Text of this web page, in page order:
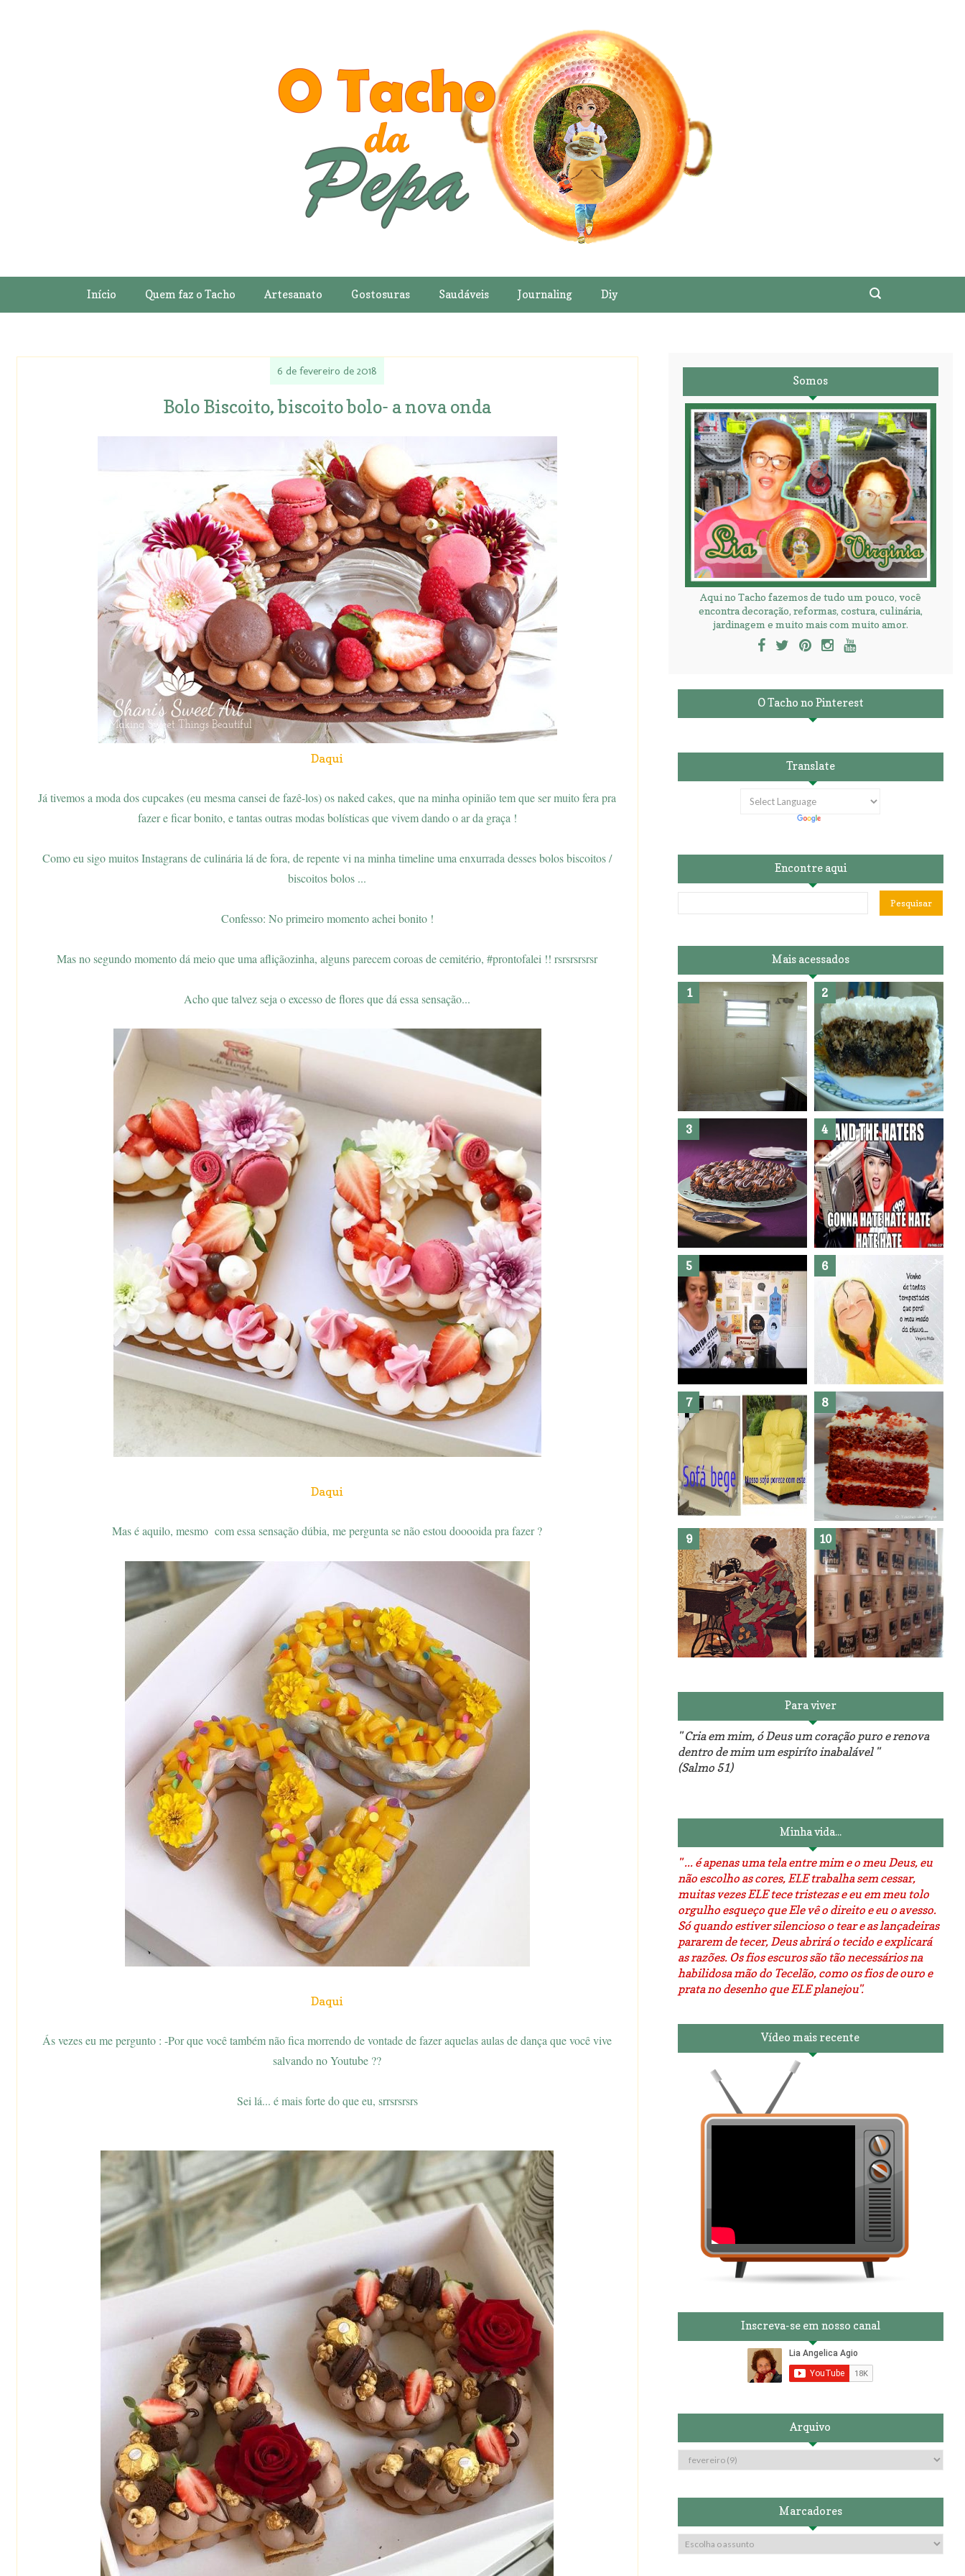
Início Quem faz o Tacho Artesanato Gostosuras Saudáveis Journaling Diy
6 de fevereiro de 2018
Bolo Biscoito, biscoito bolo- a nova onda
Daqui
Já tivemos a moda dos cupcakes (eu mesma cansei de fazê-los) os naked cakes, que na minha opinião tem que ser muito fera pra
fazer e ficar bonito, e tantas outras modas bolísticas que vivem dando o ar da graça !
Como eu sigo muitos Instagrans de culinária lá de fora, de repente vi na minha timeline uma enxurrada desses bolos biscoitos /
biscoitos bolos ...
Confesso: No primeiro momento achei bonito !
Mas no segundo momento dá meio que uma afliçãozinha, alguns parecem coroas de cemitério, #prontofalei !! rsrsrsrsrsr
Acho que talvez seja o excesso de flores que dá essa sensação...
Daqui
Mas é aquilo, mesmo com essa sensação dúbia, me pergunta se não estou dooooida pra fazer ?
Daqui
Ás vezes eu me pergunto : -Por que você também não fica morrendo de vontade de fazer aquelas aulas de dança que você vive
salvando no Youtube ??
Sei lá... é mais forte do que eu, srrsrsrsrs
Somos
Aqui no Tacho fazemos de tudo um pouco, você
encontra decoração, reformas, costura, culinária,
jardinagem e muito mais com muito amor.
O Tacho no Pinterest
Translate
Encontre aqui
Mais acessados
Banheiro novo por menos de
R$300,00 ?? E sem quebra
quebra ??( Editado)
Posso congelar bolo ??
Dez bolos pra fazer antes de
morrer !
Haters, como surgiram?
Como fazer leites vegetais ? O medo que habita em nós.
Reforma do sofá, agora é
em patchwork!
The Red Velvet !!! O Perfeito
Para viver
" Cria em mim, ó Deus um coração puro e renova
dentro de mim um espiríto inabalável "
(Salmo 51)
Minha vida...
" ... é apenas uma tela entre mim e o meu Deus, eu
não escolho as cores, ELE trabalha sem cessar,
muitas vezes ELE tece tristezas e eu em meu tolo
orgulho esqueço que Ele vê o direito e eu o avesso.
Só quando estiver silencioso o tear e as lançadeiras
pararem de tecer, Deus abrirá o tecido e explicará
as razões. Os fios escuros são tão necessários na
habilidosa mão do Tecelão, como os fios de ouro e
prata no desenho que ELE planejou".
Vídeo mais recente
Inscreva-se em nosso canal
Arquivo
Marcadores